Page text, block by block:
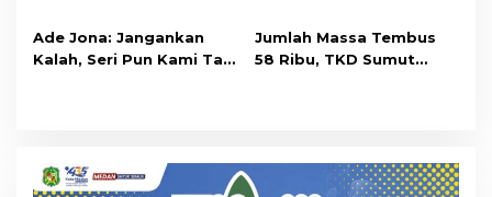
Ade Jona: Jangankan
Kalah, Seri Pun Kami Tak
Jumlah Massa Tembus
58 Ribu, TKD Sumut